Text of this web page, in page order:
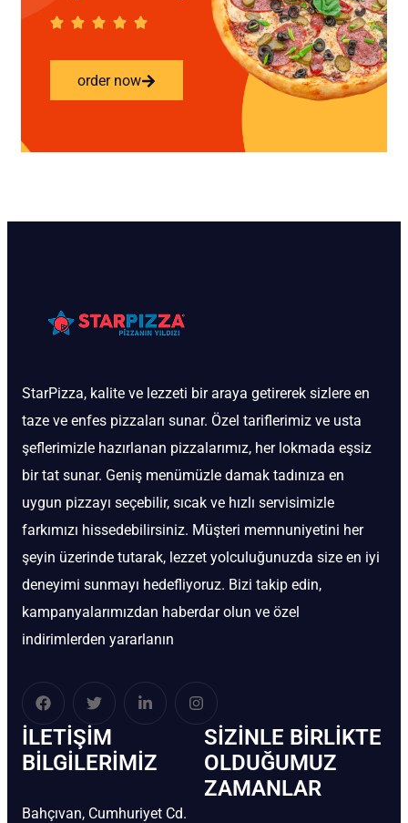
order now
StarPizza, kalite ve lezzeti bir araya getirerek sizlere en
taze ve enfes pizzaları sunar. Özel tariflerimiz ve usta
şeflerimizle hazırlanan pizzalarımız, her lokmada eşsiz
bir tat sunar. Geniş menümüzle damak tadınıza en
uygun pizzayı seçebilir, sıcak ve hızlı servisimizle
farkımızı hissedebilirsiniz. Müşteri memnuniyetini her
şeyin üzerinde tutarak, lezzet yolculuğunuzda size en iyi
deneyimi sunmayı hedefliyoruz. Bizi takip edin,
kampanyalarımızdan haberdar olun ve özel
indirimlerden yararlanın
İLETIŞIM
BİLGILERIMIZ
Bahçıvan, Cumhuriyet Cd.
SIZINLE BIRLIKTE
OLDUĞUMUZ
ZAMANLAR